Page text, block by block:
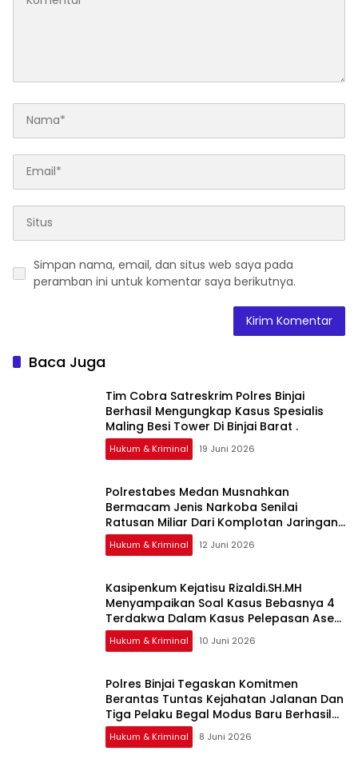
Simpan nama, email, dan situs web saya pada
peramban ini untuk komentar saya berikutnya.
Baca Juga
Tim Cobra Satreskrim Polres Binjai
Berhasil Mengungkap Kasus Spesialis
Maling Besi Tower Di Binjai Barat .
Hukum & Kriminal 19 Juni 2026
Polrestabes Medan Musnahkan
Bermacam Jenis Narkoba Senilai
Ratusan Miliar Dari Komplotan Jaringan
Internasional
Hukum & Kriminal 12 Juni 2026
Kasipenkum Kejatisu Rizaldi.SH.MH
Menyampaikan Soal Kasus Bebasnya 4
Terdakwa Dalam Kasus Pelepasan Aset
Perkebunan PTPN ll JPU, Akan Banding
Hukum & Kriminal 10 Juni 2026
Polres Binjai Tegaskan Komitmen
Berantas Tuntas Kejahatan Jalanan Dan
Tiga Pelaku Begal Modus Baru Berhasil
Diringkus Tim Cobra
Hukum & Kriminal 8 Juni 2026